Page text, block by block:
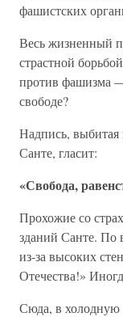
фашистских
Весь жизненный
страстной
против фашизма
свободе?
Надпись,
Санте, гласит:
«Свобода,
Прохожие со
зданий Санте. По
из-за высоких
Отечества!»
Сюда, в холодную